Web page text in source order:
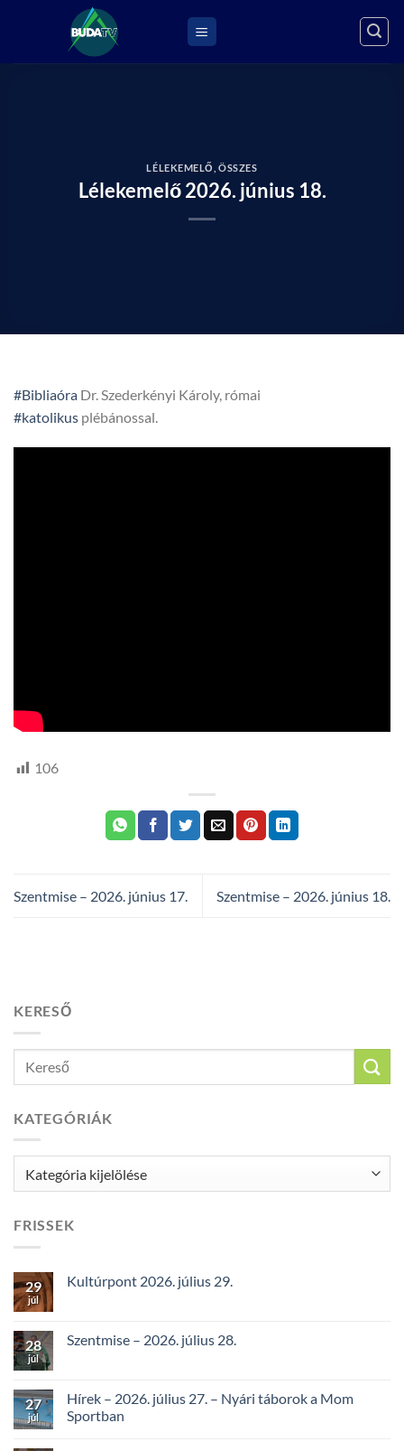
LÉLEKEMELŐ ,ÖSSZES
Lélekemelő 2026. június 18.
#Bibliaóra Dr. Szederkényi Károly, római
#katolikus plébánossal.
106
Szentmise – 2026. június 17. Szentmise – 2026. június 18.
KERESŐ
KATEGÓRIÁK
FRISSEK
29
júl
Kultúrpont 2026. július 29.
28
júl
Szentmise – 2026. július 28.
27
júl
Hírek – 2026. július 27. – Nyári táborok a Mom
Sportban